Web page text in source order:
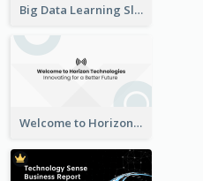
Big Data Learning Slide
Welcome to Horizon Technologies- Innovating for a Better Future